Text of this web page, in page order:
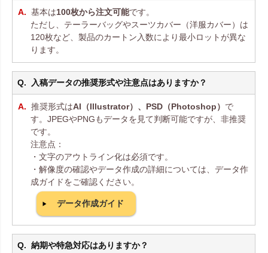
基本は100枚から注文可能です。
ただし、テーラーバッグやスーツカバー（洋服カバー）は
120枚など、製品のカートン入数により最小ロットが異な
ります。
入稿データの推奨形式や注意点はありますか？
推奨形式はAI（Illustrator）、PSD（Photoshop） で
す。JPEGやPNGもデータを見て判断可能ですが、非推奨
です。
注意点：
・文字のアウトライン化は必須です。
・解像度の確認やデータ作成の詳細については、データ作
成ガイドをご確認ください。
データ作成ガイド
納期や特急対応はありますか？